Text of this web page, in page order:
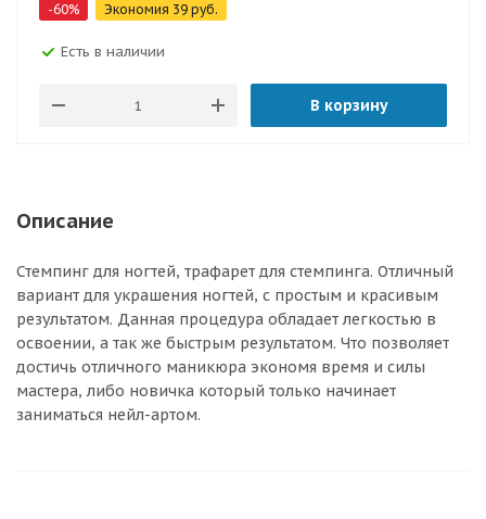
-60% Экономия 39 руб.
Есть в наличии
В корзину
Описание
Стемпинг для ногтей, трафарет для стемпинга. Отличный
вариант для украшения ногтей, с простым и красивым
результатом. Данная процедура обладает легкостью в
освоении, а так же быстрым результатом. Что позволяет
достичь отличного маникюра экономя время и силы
мастера, либо новичка который только начинает
заниматься нейл-артом.